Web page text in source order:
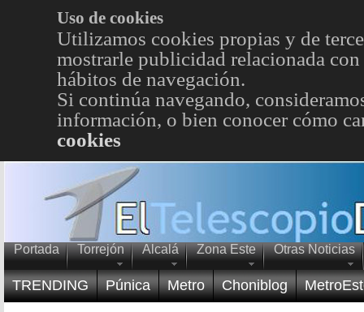
Uso de cookies
Utilizamos cookies propias y de
mostrarle publicidad relacionada
hábitos de navegación.
Si continúa navegando,
información, o bien conocer cómo
cookies
Portada Torrejón Alcalá Zona Este Otras Noticias
TRENDING Púnica Metro Choniblog